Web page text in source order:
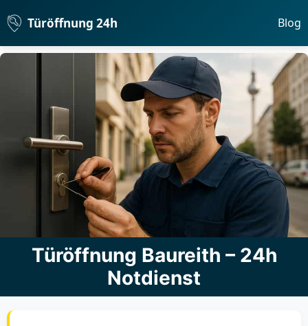
Türöffnung 24h Blog
Türöffnung Baureith – 24h
Notdienst